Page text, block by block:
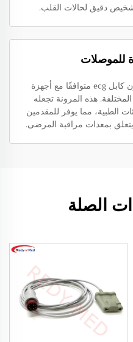
دقيق لحالات القلب.
للموصلات
بفضل تنوع أنواع الموصلات، يكون كابل ecg متوافقًا مع أجهزة
هذه المرونة تجعله
الطبية، مما يوفر للمقدمين
يتعلق بمعدات مراقبة المرضى.
الصلة